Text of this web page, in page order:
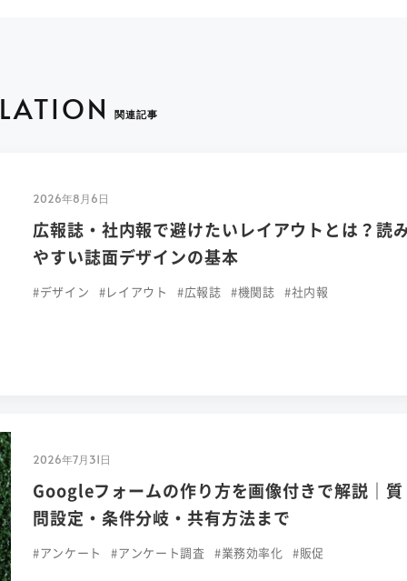
関連記事
2026年8月6日
広報誌・社内報で避けたいレイアウトとは？読
やすい誌面デザインの基本
#デザイン #レイアウト #広報誌 #機関誌 #社内報
2026年7月31日
Googleフォームの作り方を画像付きで解説｜質
問設定・条件分岐・共有方法まで
#アンケート #アンケート調査 #業務効率化 #販促